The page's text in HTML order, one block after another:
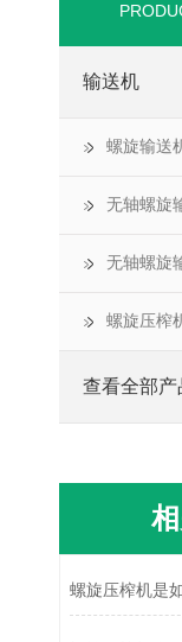
输送机
螺旋输送
无轴螺旋
无轴螺旋
螺旋压榨
查看全部产
螺旋压榨机是